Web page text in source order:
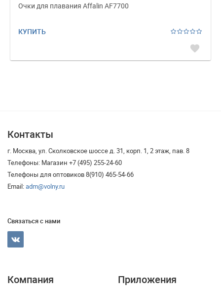
Очки для плавания Affalin AF7700
КУПИТЬ
favorite
Контакты
г. Москва, ул. Сколковское шоссе д. 31, корп. 1, 2 этаж, пав. 8
Телефоны: Магазин +7 (495) 255-24-60
Телефоны для оптовиков 8(910) 465-54-66
Email:adm@volny.ru
Связаться с нами
Компания Приложения